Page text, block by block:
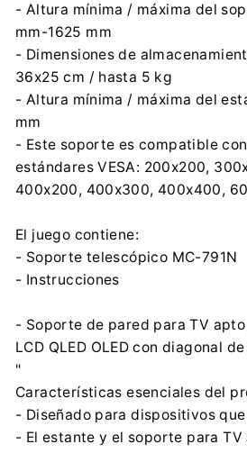
- Altura mínima / máxima del
mm-1625 mm
- Dimensiones de
36x25 cm / hasta 5 kg
- Altura mínima / máxima del
mm
- Este soporte es compatible
estándares VESA: 200x200,
400x200, 400x300, 400x400,
El juego contiene:
- Soporte telescópico MC-791N
- Instrucciones
- Soporte de pared para TV
LCD QLED OLED con diagonal
"
Características esenciales del
- Diseñado para dispositivos
- El estante y el soporte para TV